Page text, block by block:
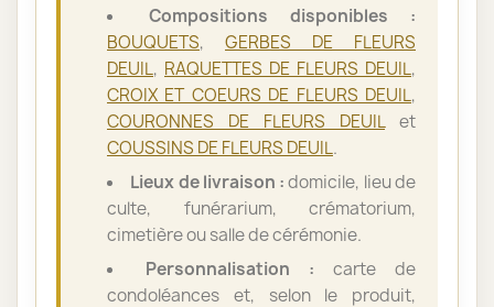
Compositions disponibles :
BOUQUETS, GERBES DE FLEURS
DEUIL, RAQUETTES DE FLEURS DEUIL,
CROIX ET COEURS DE FLEURS DEUIL,
COURONNES DE FLEURS DEUILet
COUSSINS DE FLEURS DEUIL.
Lieux de livraison :domicile, lieu de
culte, funérarium, crématorium,
cimetière ou salle de cérémonie.
Personnalisation : carte de
condoléances et, selon le produit,